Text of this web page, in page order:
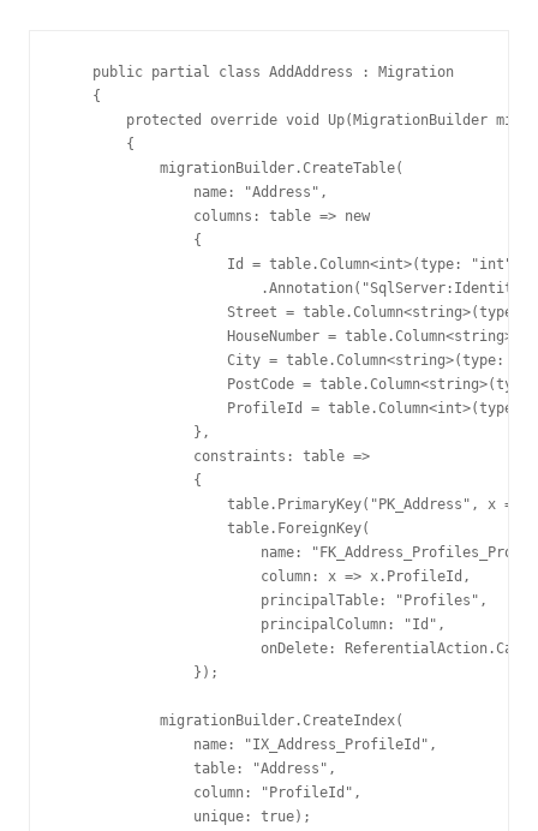
    public partial class AddAddress : Migration
    {
protected override void Up(MigrationBuilder
        {
            migrationBuilder.CreateTable(
                name: "Address",
                columns: table => new
                {
Id = table.Column<int>(type: "int",
Street = table.Column<string>(type:
HouseNumber =
City = table.Column<string>(type:
PostCode =
ProfileId = table.Column<int>(type:
                },
                constraints: table =>
                {
table.PrimaryKey("PK_Address", x =>
                    table.ForeignKey(
name:
                        column: x => x.ProfileId,
                        principalTable: "Profiles",
                        principalColumn: "Id",
onDelete:
                });
            migrationBuilder.CreateIndex(
                name: "IX_Address_ProfileId",
                table: "Address",
                column: "ProfileId",
                unique: true);